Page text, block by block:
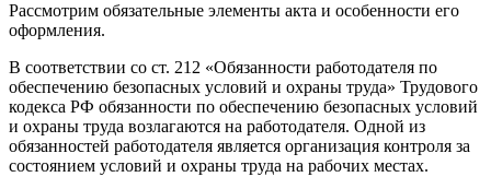
Рассмотрим обязательные элементы акта и особенности его
оформления.
В соответствии со ст. 212 «Обязанности работодателя по
обеспечению безопасных условий и охраны труда» Трудового
кодекса РФ обязанности по обеспечению безопасных условий
и охраны труда возлагаются на работодателя. Одной из
обязанностей работодателя является организация контроля за
состоянием условий и охраны труда на рабочих местах.